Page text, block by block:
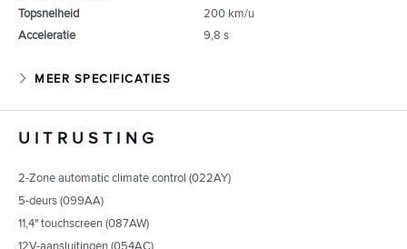
Topsnelheid
200 km/u
Acceleratie
9,8 s
MEER SPECIFICATIES
UITRUSTING
2-Zone automatic climate control (022AY)
5-deurs (099AA)
11,4" touchscreen (087AW)